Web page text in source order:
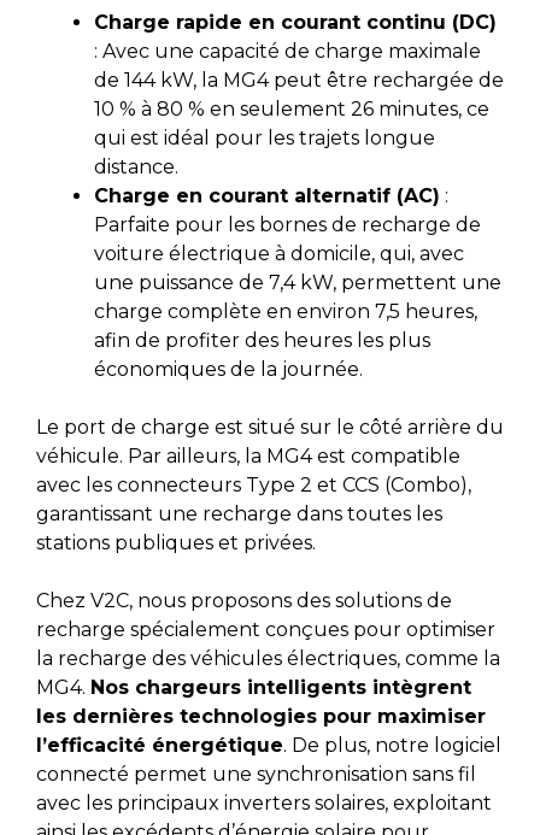
Charge rapide en courant continu (DC)
: Avec une capacité de charge maximale
de 144 kW, la MG4 peut être rechargée de
10 % à 80 % en seulement 26 minutes, ce
qui est idéal pour les trajets longue
distance.
Charge en courant alternatif (AC) :
Parfaite pour les bornes de recharge de
voiture électrique à domicile, qui, avec
une puissance de 7,4 kW, permettent une
charge complète en environ 7,5 heures,
afin de profiter des heures les plus
économiques de la journée.
Le port de charge est situé sur le côté arrière du
véhicule. Par ailleurs, la MG4 est compatible
avec les connecteurs Type 2 et CCS (Combo),
garantissant une recharge dans toutes les
stations publiques et privées.
Chez V2C, nous proposons des solutions de
recharge spécialement conçues pour optimiser
la recharge des véhicules électriques, comme la
MG4. Nos chargeurs intelligents intègrent
les dernières technologies pour maximiser
l’efficacité énergétique. De plus, notre logiciel
connecté permet une synchronisation sans fil
avec les principaux inverters solaires, exploitant